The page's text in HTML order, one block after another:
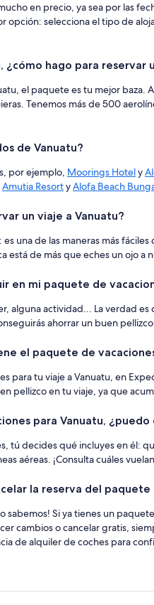
en precio, ya sea por las
selecciona el tipo de
¿cómo hago para reservar
el paquete es tu mejor
Tenemos más de 500
de Vanuatu?
por ejemplo, Moorings Hotely
Amutia ResortyAlofa Beach
un viaje a Vanuatu?
una de las maneras más
está de más que eches un ojo
en mi paquete de
alguna actividad... La verdad
ahorrar un buen
el paquete de
para tu viaje a Vanuatu, en
pellizco en tu viaje, ya que
para Vanuatu, ¿puedo
tú decides qué incluyes en él:
aéreas. ¡Consulta cuáles
la reserva del paquete
sabemos! Si ya tienes un
cambios o cancelar gratis,
de alquiler de coches para